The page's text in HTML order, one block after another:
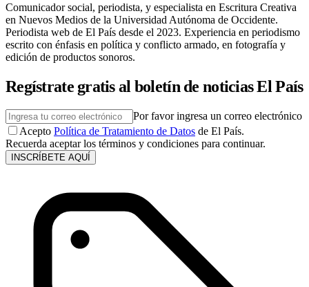
Comunicador social, periodista, y especialista en Escritura Creativa
en Nuevos Medios de la Universidad Autónoma de Occidente.
Periodista web de El País desde el 2023. Experiencia en periodismo
escrito con énfasis en política y conflicto armado, en fotografía y
edición de productos sonoros.
Regístrate gratis al boletín de noticias El País
Por favor ingresa un correo electrónico
Acepto Política de Tratamiento de Datos de El País.
Recuerda aceptar los términos y condiciones para continuar.
INSCRÍBETE AQUÍ